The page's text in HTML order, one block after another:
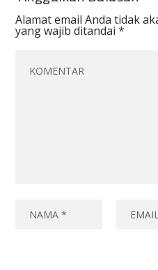
Alamat email Anda tidak
yang wajib ditandai*